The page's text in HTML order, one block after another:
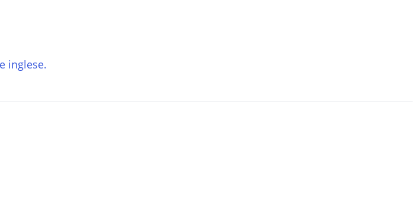
inglese.